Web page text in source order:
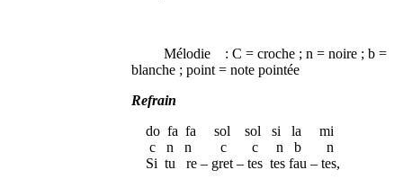
Mélodie : C = croche ; n = noire ; b =
blanche ; point = note pointée
Refrain
do fa fa sol sol si la mi
c n n c c n b n
Si tu re – gret – tes tes fau – tes,